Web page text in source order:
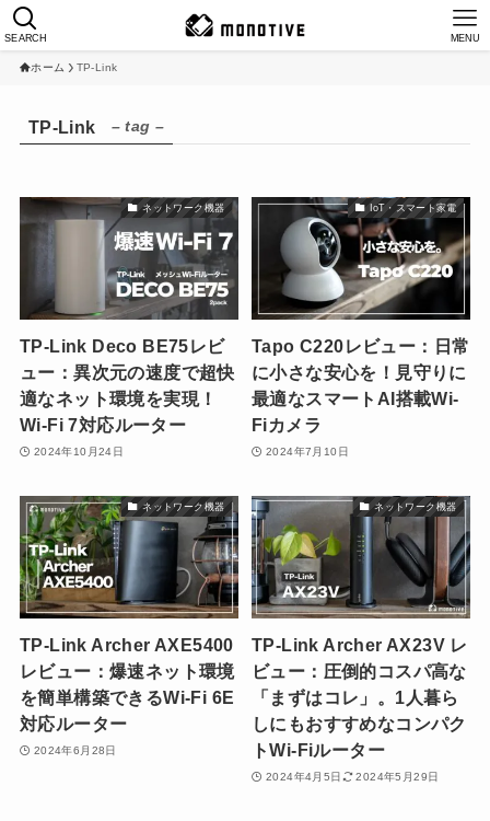
SEARCH MENU
ホーム TP-Link
TP-Link – tag –
ネットワーク機器
TP-Link Deco BE75レビ
ュー：異次元の速度で超快
適なネット環境を実現！
Wi-Fi 7対応ルーター
2024年10月24日
IoT・スマート家電
Tapo C220レビュー：日常
に小さな安心を！見守りに
最適なスマートAI搭載Wi-
Fiカメラ
2024年7月10日
ネットワーク機器
TP-Link Archer AXE5400
レビュー：爆速ネット環境
を簡単構築できるWi-Fi 6E
対応ルーター
2024年6月28日
ネットワーク機器
TP-Link Archer AX23V レ
ビュー：圧倒的コスパ高な
「まずはコレ」。1人暮ら
しにもおすすめなコンパク
トWi-Fiルーター
2024年4月5日 2024年5月29日